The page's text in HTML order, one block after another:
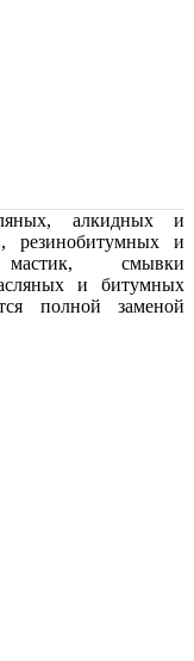
алкидных и
резинобитумных и
мастик, смывки
и битумных
полной заменой